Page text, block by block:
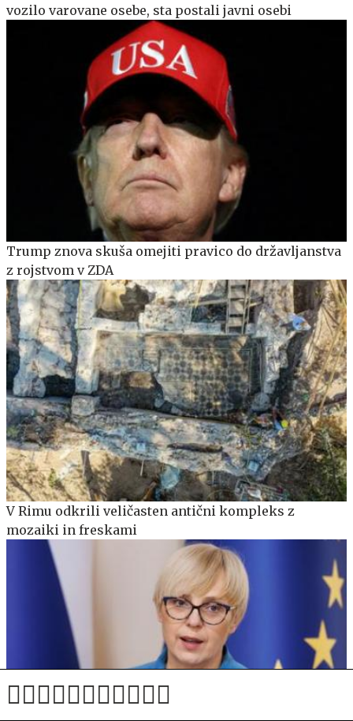
vozilo varovane osebe, sta postali javni osebi
Trump znova skuša omejiti pravico do državljanstva
z rojstvom v ZDA
V Rimu odkrili veličasten antični kompleks z
mozaiki in freskami